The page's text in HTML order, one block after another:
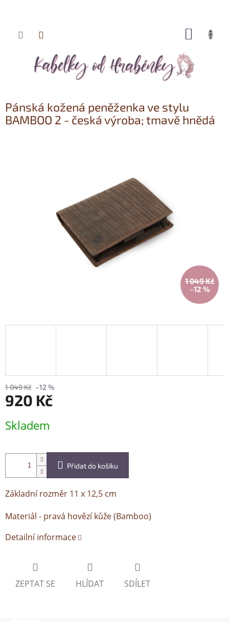
Přejít
Pánská kožená peněženka ve stylu
BAMBOO 2 - česká výroba; tmavě hnědá
1 049 Kč
–12 %
1 049 Kč –12 %
920 Kč
cena:
Skladem
Přidat do košíku
Základní rozměr 11 x 12,5 cm
Materiál - pravá hovězí kůže (Bamboo)
Detailní informace
ZEPTAT SE HLÍDAT SDÍLET